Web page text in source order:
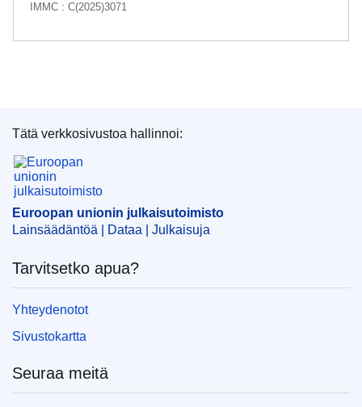
IMMC : C(2025)3071
Euroopan unionin julkaisutoimisto
Tätä verkkosivustoa hallinnoi:
Euroopan unionin julkaisutoimisto
Lainsäädäntöä | Dataa | Julkaisuja
Tarvitsetko apua?
Yhteydenotot
Sivustokartta
Seuraa meitä